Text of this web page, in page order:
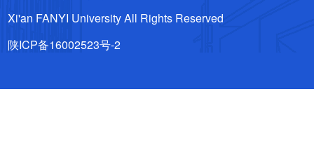
Xi'an FANYI University All Rights Reserved
陕ICP备16002523号-2